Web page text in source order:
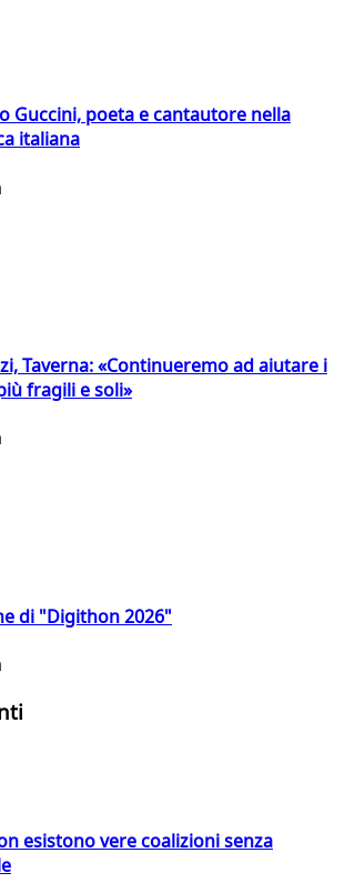
Guccini, poeta e cantautore nella
italiana
Taverna: «Continueremo ad aiutare i
fragili e soli»
di "Digithon 2026"
esistono vere coalizioni senza